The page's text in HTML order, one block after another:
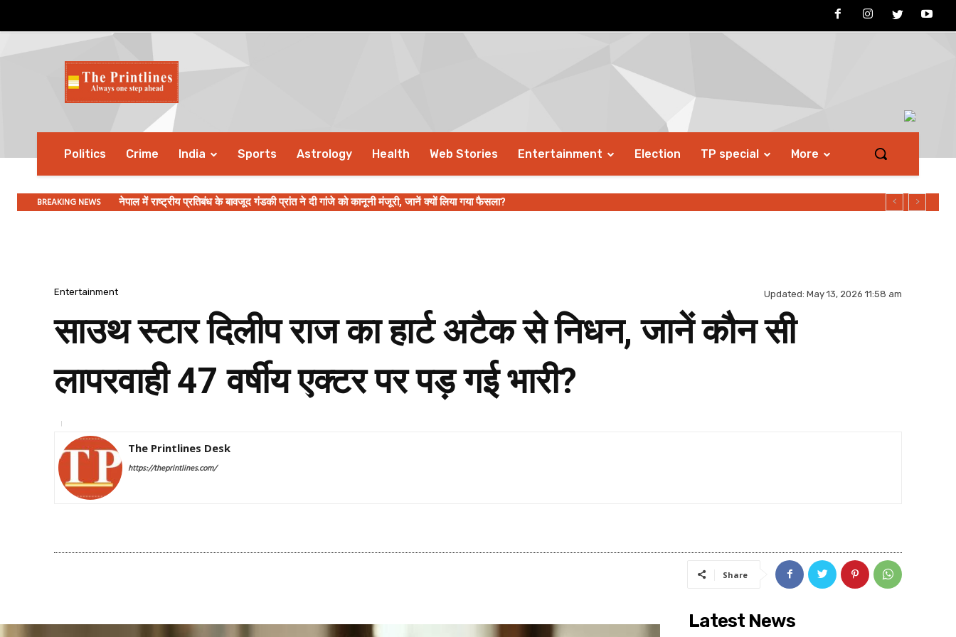
Politics Crime India Sports Astrology Health Web Stories Entertainment Election TP special More
BREAKING NEWS नेपाल में राष्ट्रीय प्रतिबंध के बावजूद गंडकी प्रांत ने दी गांजे को कानूनी मंजूरी, जानें क्यों लिया गया फैसला?
Entertainment Updated: May 13, 2026 11:58 am
साउथ स्टार दिलीप राज का हार्ट अटैक से निधन, जानें कौन सी
लापरवाही 47 वर्षीय एक्टर पर पड़ गई भारी?
The Printlines Desk
https://theprintlines.com/
Share
Latest News